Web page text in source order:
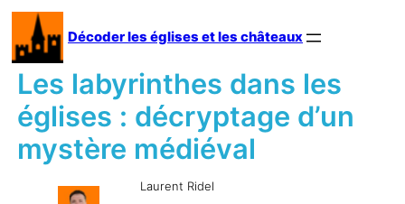
Aller
contenu
Décoder les églises et les châteaux
Les labyrinthes dans les
églises : décryptage d’un
mystère médiéval
Laurent Ridel